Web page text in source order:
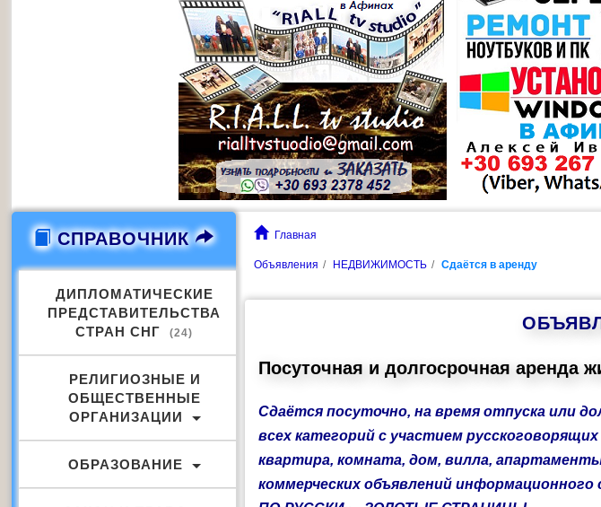
Главная
Объявления НЕДВИЖИМОСТЬ Сдаётся в аренду
Посуточная и долгосрочная аренда
Сдаётся посуточно, на время отпуска или
всех категорий с участием
квартира, комната, дом, вилла,
коммерческих объявлений
СПРАВОЧНИК
ДИПЛОМАТИЧЕСКИЕ
ПРЕДСТАВИТЕЛЬСТВА
СТРАН СНГ
(24)
РЕЛИГИОЗНЫЕ И
ОБЩЕСТВЕННЫЕ
ОРГАНИЗАЦИИ
ОБРАЗОВАНИЕ